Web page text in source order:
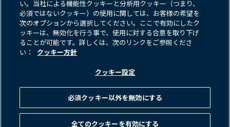
FINRA BrokerCheck
Form CRS
反社会的勢力に​対する​基本方​針
お問い​合わせ
像
像
い。当社による機能性クッキーと分析用クッキー（つまり、
必須ではないクッキー）の使用に関しては、お客様の希望を
次のオプションから選択してください。ここで有効にしたク
ッキーは、無効化を行う事で、使用に対する合意を取り下げ
ることが可能です。詳しくは、次のリンクをご参照くださ
い：
クッキー方針
クッキー設定
必須クッキー以外を無効にする
全てのクッキーを有効にする